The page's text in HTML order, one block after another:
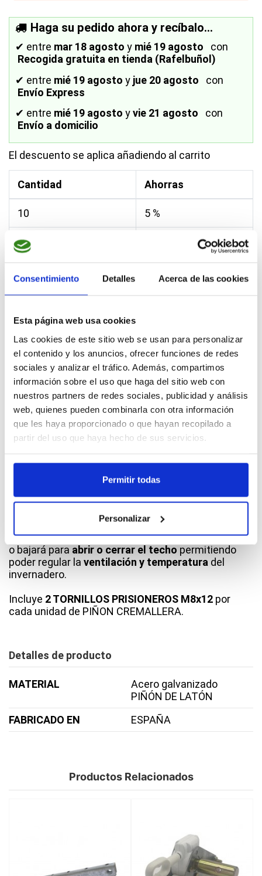
Consentimiento Detalles Acerca de las cookies
Esta página web usa cookies
Las cookies de este sitio web se usan para personalizar
el contenido y los anuncios, ofrecer funciones de redes
sociales y analizar el tráfico. Además, compartimos
información sobre el uso que haga del sitio web con
nuestros partners de redes sociales, publicidad y análisis
web, quienes pueden combinarla con otra información
que les haya proporcionado o que hayan recopilado a
partir del uso que haya hecho de sus servicios.
Permitir todas
Personalizar
Haga su pedido ahora y recíbalo...
✔ entre mar 18 agosto y mié 19 agosto
con
Recogida gratuita en tienda (Rafelbuñol)
✔ entre mié 19 agosto y jue 20 agosto
con
Envío Express
✔ entre mié 19 agosto yvie 21 agosto
con
Envío a domicilio
El descuento se aplica añadiendo al carrito
Cantidad Ahorras
10 5 %
30
Asesoramiento personalizado
Pedidos a medida
Pagos 100% Seguros
El sistema piñón cremallera se encarga deiniciar el
movimiento de la barra motor a la cremallera para
ventilación cenital.
Mediante la rotación del piñón, la cremallera subirá
o bajará para abrir o cerrar el techo permitiendo
poder regular la ventilación y temperatura del
invernadero.
Incluye 2 TORNILLOS PRISIONEROS M8x12 por
cada unidad de PIÑON CREMALLERA.
Detalles de producto
MATERIAL
Acero galvanizado
PIÑÓN DE LATÓN
FABRICADO EN
ESPAÑA
Productos Relacionados